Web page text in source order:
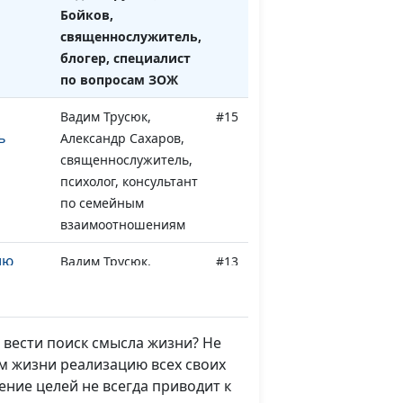
Бойков,
священнослужитель,
блогер, специалист
по вопросам ЗОЖ
Вадим Трусюк,
Александр Сахаров,
священнослужитель,
психолог, консультант
по семейным
взаимоотношениям
#15
Вадим Трусюк,
по семейным
взаимоотношениям
#13
поиск смысла жизни? Не
жизни реализацию всех своих
целей не всегда приводит к